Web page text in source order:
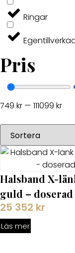
Ringar
Pris
749 kr — 111099 kr
Halsband X-
guld – doserad
25 352 kr
Läs mer